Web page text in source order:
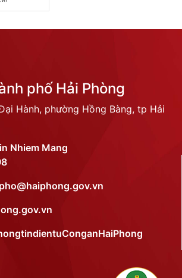
phố Hải Phòng
Hành, phường Hồng Bàng, tp Hải